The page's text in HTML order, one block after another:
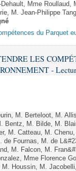
Dehault, Mme
M. Jean-Philippe
du Parquet
LES
-
M. Berteloot, M.
Bentz, M. Bilde, M.
M. Catteau, M.
de Fournas, M. de
M. Falcon, M.
Mme Florence
Houssin, M.